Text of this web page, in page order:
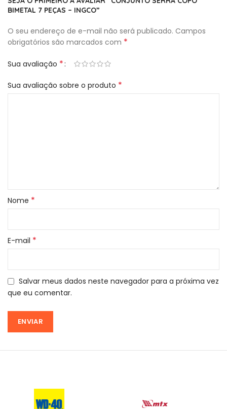
BIMETAL 7 PEÇAS – INGCO”
O seu endereço de e-mail não será publicado. Campos
obrigatórios são marcados com *
Sua avaliação *
Sua avaliação sobre o produto *
Nome *
E-mail *
Salvar meus dados neste navegador para a próxima vez
que eu comentar.